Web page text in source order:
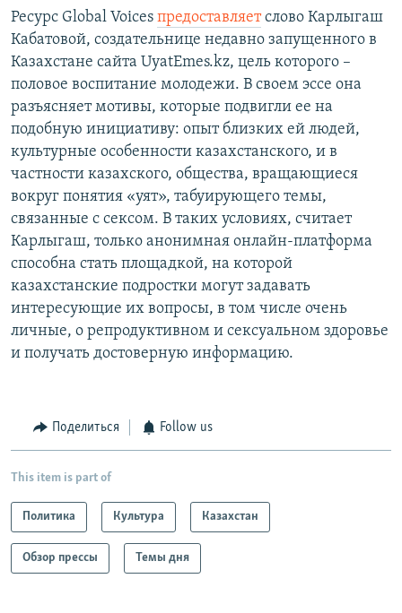
Ресурс Global Voices предоставляетслово Карлыгаш
Кабатовой, создательнице недавно запущенного в
Казахстане сайта UyatEmes.kz, цель которого –
половое воспитание молодежи. В своем эссе она
разъясняет мотивы, которые подвигли ее на
подобную инициативу: опыт близких ей людей,
культурные особенности казахстанского, и в
частности казахского, общества, вращающиеся
вокруг понятия «уят», табуирующего темы,
связанные с сексом. В таких условиях, считает
Карлыгаш, только анонимная онлайн-платформа
способна стать площадкой, на которой
казахстанские подростки могут задавать
интересующие их вопросы, в том числе очень
личные, о репродуктивном и сексуальном здоровье
и получать достоверную информацию.
Поделиться Follow us
This item is part of
Политика Культура Казахстан
Обзор прессы Темы дня